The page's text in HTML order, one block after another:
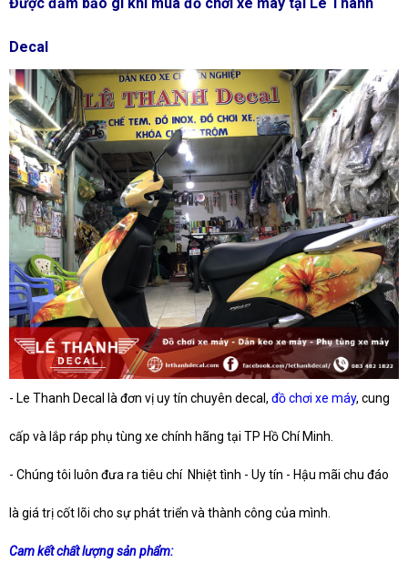
Decal
- Le Thanh Decal là đơn vị uy tín chuyên decal, đồ chơi xe máy, cung
cấp và lắp ráp phụ tùng xe chính hãng tại TP Hồ Chí Minh.
- Chúng tôi luôn đưa ra tiêu chí Nhiệt tình - Uy tín - Hậu mãi chu đáo
là giá trị cốt lõi cho sự phát triển và thành công của mình.
Cam kết chất lượng sản phẩm: